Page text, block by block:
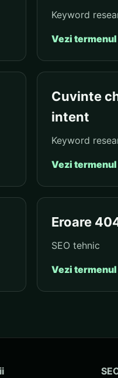
Keyword
Vezi termenul
Cuvinte
intent
Keyword
Vezi termenul
Eroare
SEO tehnic
Vezi termenul